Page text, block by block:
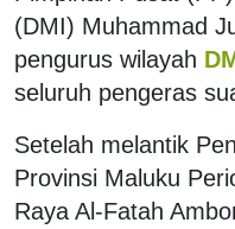
(DMI) Muhammad
pengurus wilayah
seluruh pengeras
Setelah melantik
Provinsi Maluku
Raya Al-Fatah